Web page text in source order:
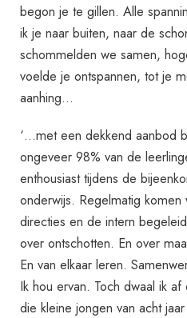
begon je te gillen. Alle
ik je naar buiten, naar de
schommelden we samen,
voelde je ontspannen, tot je
aanhing…
‘…met een dekkend aanbod
ongeveer 98% van de
enthousiast tijdens de
onderwijs. Regelmatig
directies en de intern
over ontschotten. En over
En van elkaar leren.
Ik hou ervan. Toch dwaal ik
die kleine jongen van acht